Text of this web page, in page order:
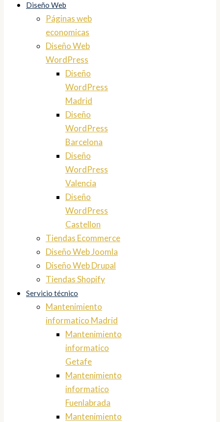
Diseño Web
Páginas web
economicas
Diseño Web
WordPress
Diseño
WordPress
Madrid
Diseño
WordPress
Barcelona
Diseño
WordPress
Valencia
Diseño
WordPress
Castellon
Tiendas Ecommerce
Diseño Web Joomla
Diseño Web Drupal
Tiendas Shopify
Servicio técnico
Mantenimiento
informatico Madrid
Mantenimiento
informatico
Getafe
Mantenimiento
informatico
Fuenlabrada
Mantenimiento